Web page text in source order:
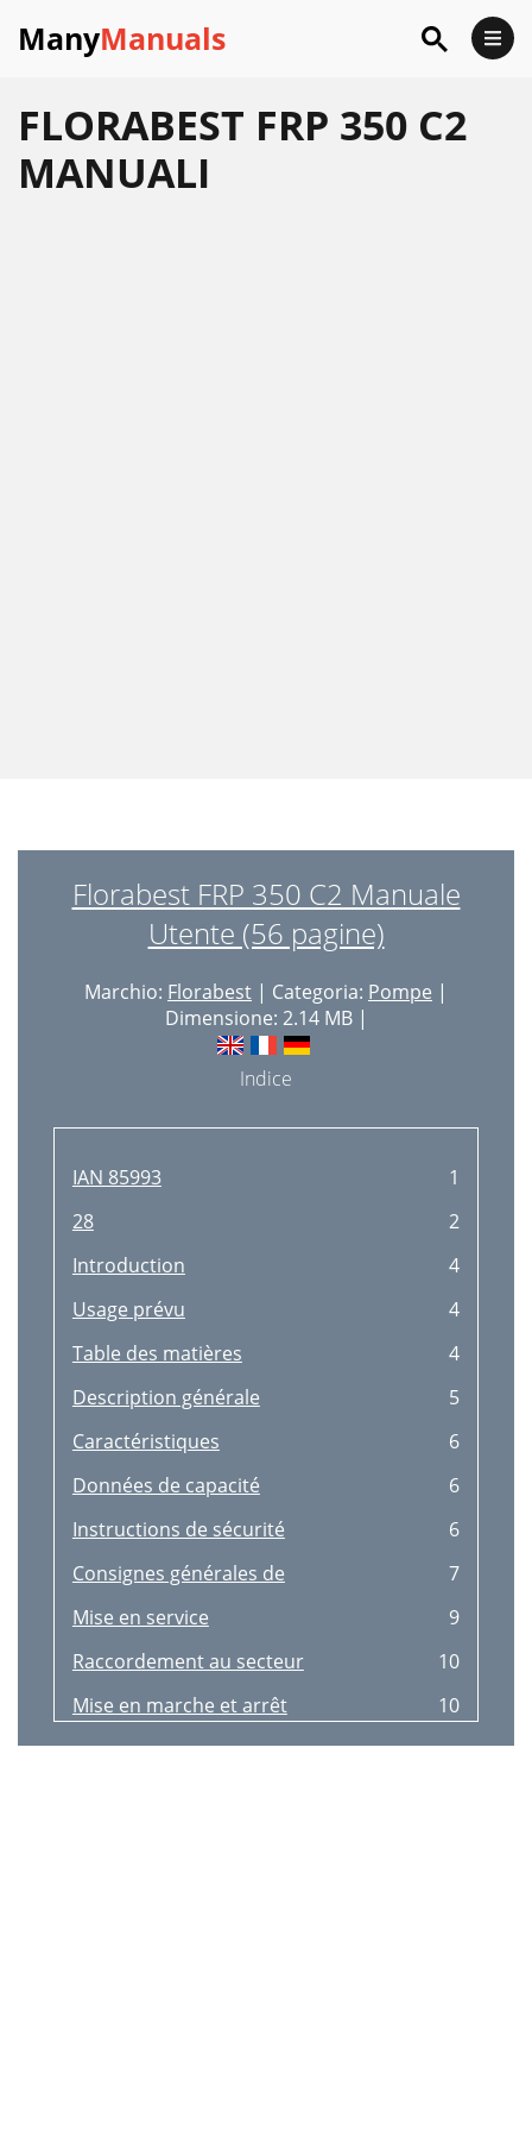
ManyManuals
FLORABEST FRP 350 C2
MANUALI
Florabest FRP 350 C2 Manuale
Utente (56 pagine)
Marchio: Florabest | Categoria: Pompe |
Dimensione: 2.14 MB |
Indice
IAN 85993
1
28
2
Introduction
4
Usage prévu
4
Table des matières
4
Description générale
5
Caractéristiques
6
Données de capacité
6
Instructions de sécurité
6
Consignes générales de
7
Mise en service
9
Raccordement au secteur
10
Mise en marche et arrêt
10
Réglage de l’interrupteur à
10